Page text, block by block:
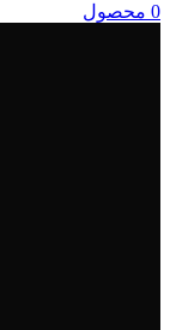
0 محصول